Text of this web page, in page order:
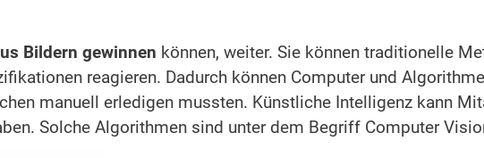
Bildern gewinnen können, weiter. Sie können traditionelle
reagieren. Dadurch können Computer und
manuell erledigen mussten. Künstliche Intelligenz kann
Solche Algorithmen sind unter dem Begriff Computer